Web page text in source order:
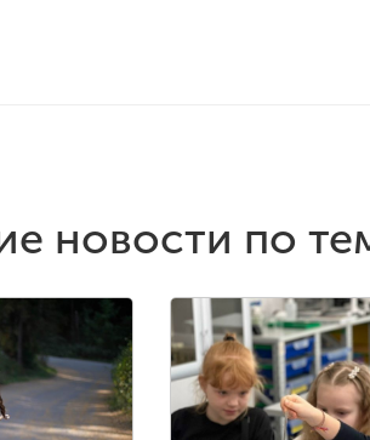
новости по